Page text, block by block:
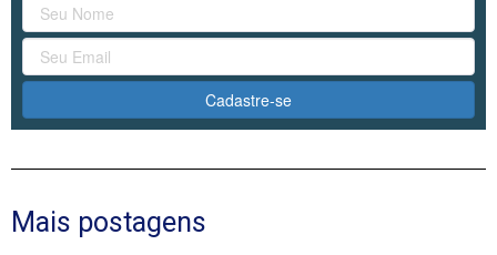
Cadastre-se
Mais postagens